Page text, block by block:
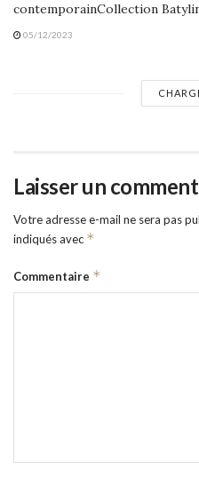
contemporainCollection
05/12/2023
Laisser un
Votre adresse e-mail ne sera pas
indiqués avec *
Commentaire *